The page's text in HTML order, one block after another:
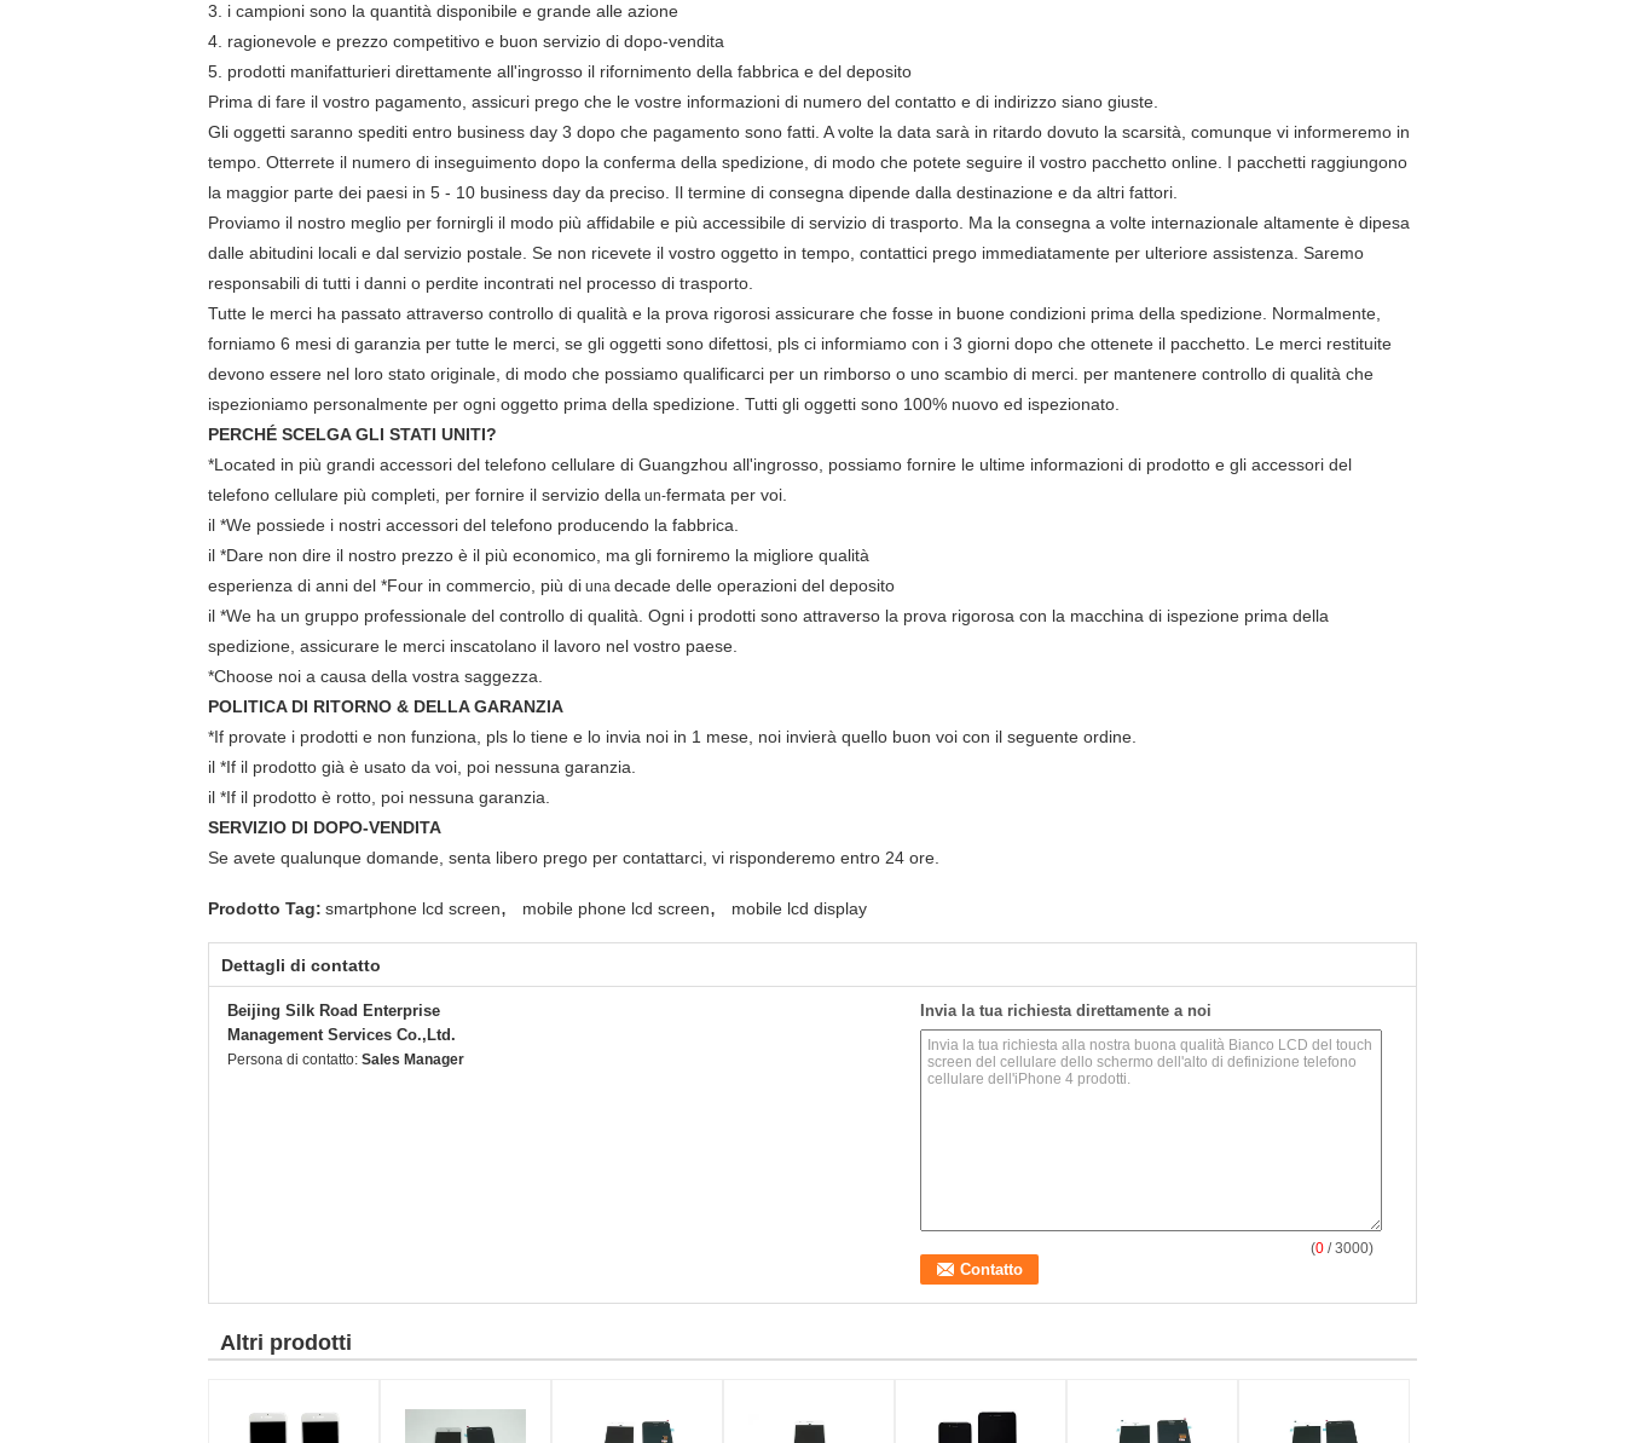
3. i campioni sono la quantità disponibile e grande alle azione
4. ragionevole e prezzo competitivo e buon servizio di dopo-vendita
5. prodotti manifatturieri direttamente all'ingrosso il rifornimento della fabbrica e del deposito
Prima di fare il vostro pagamento, assicuri prego che le vostre informazioni di numero del contatto e di indirizzo siano giuste.
Gli oggetti saranno spediti entro business day 3 dopo che pagamento sono fatti. A volte la data sarà in ritardo dovuto la scarsità, comunque vi informeremo in
tempo. Otterrete il numero di inseguimento dopo la conferma della spedizione, di modo che potete seguire il vostro pacchetto online. I pacchetti raggiungono
la maggior parte dei paesi in 5 - 10 business day da preciso. Il termine di consegna dipende dalla destinazione e da altri fattori.
Proviamo il nostro meglio per fornirgli il modo più affidabile e più accessibile di servizio di trasporto. Ma la consegna a volte internazionale altamente è dipesa
dalle abitudini locali e dal servizio postale. Se non ricevete il vostro oggetto in tempo, contattici prego immediatamente per ulteriore assistenza. Saremo
responsabili di tutti i danni o perdite incontrati nel processo di trasporto.
Tutte le merci ha passato attraverso controllo di qualità e la prova rigorosi assicurare che fosse in buone condizioni prima della spedizione. Normalmente,
forniamo 6 mesi di garanzia per tutte le merci, se gli oggetti sono difettosi, pls ci informiamo con i 3 giorni dopo che ottenete il pacchetto. Le merci restituite
devono essere nel loro stato originale, di modo che possiamo qualificarci per un rimborso o uno scambio di merci. per mantenere controllo di qualità che
ispezioniamo personalmente per ogni oggetto prima della spedizione. Tutti gli oggetti sono 100% nuovo ed ispezionato.
PERCHÉ SCELGA GLI STATI UNITI?
*Located in più grandi accessori del telefono cellulare di Guangzhou all'ingrosso, possiamo fornire le ultime informazioni di prodotto e gli accessori del
telefono cellulare più completi, per fornire il servizio della un-fermata per voi.
il *We possiede i nostri accessori del telefono producendo la fabbrica.
il *Dare non dire il nostro prezzo è il più economico, ma gli forniremo la migliore qualità
esperienza di anni del *Four in commercio, più di una decade delle operazioni del deposito
il *We ha un gruppo professionale del controllo di qualità. Ogni i prodotti sono attraverso la prova rigorosa con la macchina di ispezione prima della
spedizione, assicurare le merci inscatolano il lavoro nel vostro paese.
*Choose noi a causa della vostra saggezza.
POLITICA DI RITORNO & DELLA GARANZIA
*If provate i prodotti e non funziona, pls lo tiene e lo invia noi in 1 mese, noi invierà quello buon voi con il seguente ordine.
il *If il prodotto già è usato da voi, poi nessuna garanzia.
il *If il prodotto è rotto, poi nessuna garanzia.
SERVIZIO DI DOPO-VENDITA
Se avete qualunque domande, senta libero prego per contattarci, vi risponderemo entro 24 ore.
Prodotto Tag: smartphone lcd screen, mobile phone lcd screen, mobile lcd display
Dettagli di contatto
Beijing Silk Road Enterprise
Management Services Co.,Ltd.
Persona di contatto: Sales Manager
Invia la tua richiesta direttamente a noi
(0 / 3000)
Altri prodotti